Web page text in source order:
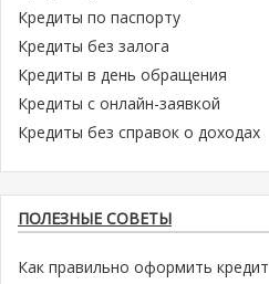
Кредиты по паспорту
Кредиты без залога
Кредиты в день обращения
Кредиты с онлайн-заявкой
Кредиты без справок о доходах
ПОЛЕЗНЫЕ СОВЕТЫ
Как правильно оформить кредит